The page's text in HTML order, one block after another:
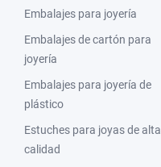
Embalajes para joyería
Embalajes de cartón para
joyería
Embalajes para joyería de
plástico
Estuches para joyas de alta
calidad